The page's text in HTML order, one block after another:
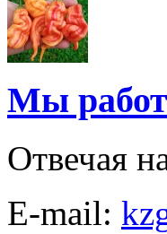
Мы
Отвечая
E-mail: